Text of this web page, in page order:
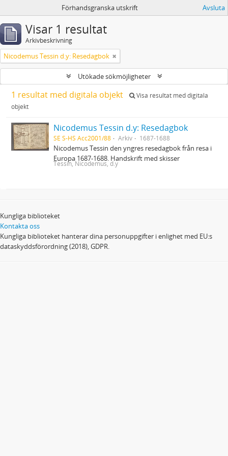
Förhandsgranska utskrift Avsluta
Visar 1 resultat
Arkivbeskrivning
Nicodemus Tessin d.y: Resedagbok
Utökade sökmöjligheter
1 resultat med digitala objekt
Visa resultat med digitala
objekt
Nicodemus Tessin d.y: Resedagbok
SE S-HS Acc2001/88 Arkiv 1687-1688
Nicodemus Tessin den yngres resedagbok från resa i
Europa 1687-1688. Handskrift med skisser
Tessin, Nicodemus, d.y
Kungliga biblioteket
Kontakta oss
Kungliga biblioteket hanterar dina personuppgifter i enlighet med EU:s
dataskyddsförordning (2018), GDPR.